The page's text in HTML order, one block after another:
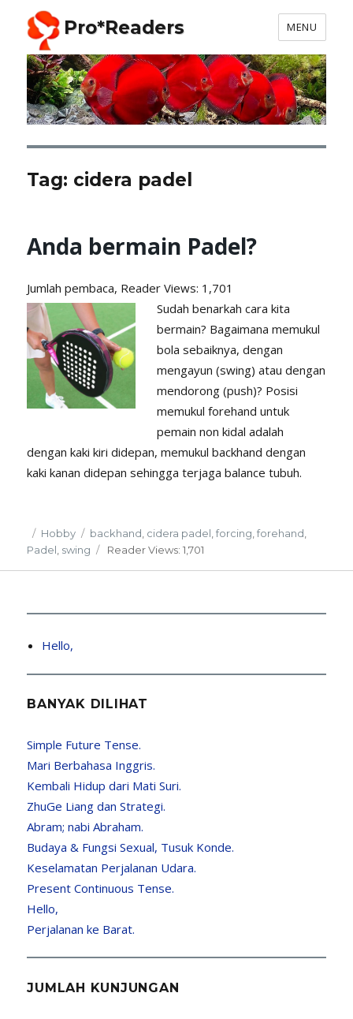
Pro*Readers MENU
Tag: cidera padel
Anda bermain Padel?
Jumlah pembaca, ReaderViews: 1,701
Sudah benarkah cara kita
bermain? Bagaimana memukul
bola sebaiknya, dengan
mengayun (swing) atau dengan
mendorong (push)? Posisi
memukul forehand untuk
pemain non kidal adalah
dengan kaki kiri didepan, memukul backhand dengan
kaki kanan didepan sehingga terjaga balance tubuh.
Posted
on
Categories
Hobby Tags
backhand, cidera padel,forcing,forehand,
Padel, swing ReaderViews: 1,701
Hello,
BANYAK DILIHAT
Simple Future Tense.
Mari Berbahasa Inggris.
Kembali Hidup dari Mati Suri.
ZhuGe Liang dan Strategi.
Abram; nabi Abraham.
Budaya & Fungsi Sexual, Tusuk Konde.
Keselamatan Perjalanan Udara.
Present Continuous Tense.
Hello,
Perjalanan ke Barat.
JUMLAH KUNJUNGAN